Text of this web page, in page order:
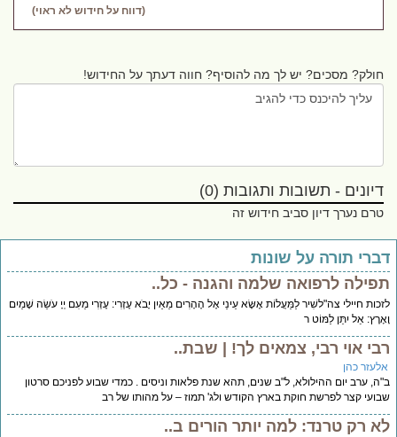
(דווח על חידוש לא ראוי)
חולק? מסכים? יש לך מה להוסיף? חווה דעתך על החידוש!
דיונים - תשובות ותגובות (0)
טרם נערך דיון סביב חידוש זה
תורה על שונות
לרפואה שלמה והגנה - כל..
חיילי צה"לשִׁיר לַמַּעֲלוֹת אֶשָּׂא עֵינַי אֶל הֶהָרִים מֵאַיִן יָבֹא עֶזְרִי: עֶזְרִי מֵעִם יְיָ עֹשֵׂה שָׁמַיִם
אַל יִתֵּן לַמּוֹט ר
אוי רבי, צמאים לך! | שבת..
כהן
ערב יום ההילולא, ל"ב שנים, תהא שנת פלאות וניסים . כמדי שבוע לפניכם סרטון
קצר לפרשת חוקת בארץ הקודש ולג' תמוז – על מהותו של רב
רק טרנד: למה יותר הורים ב..